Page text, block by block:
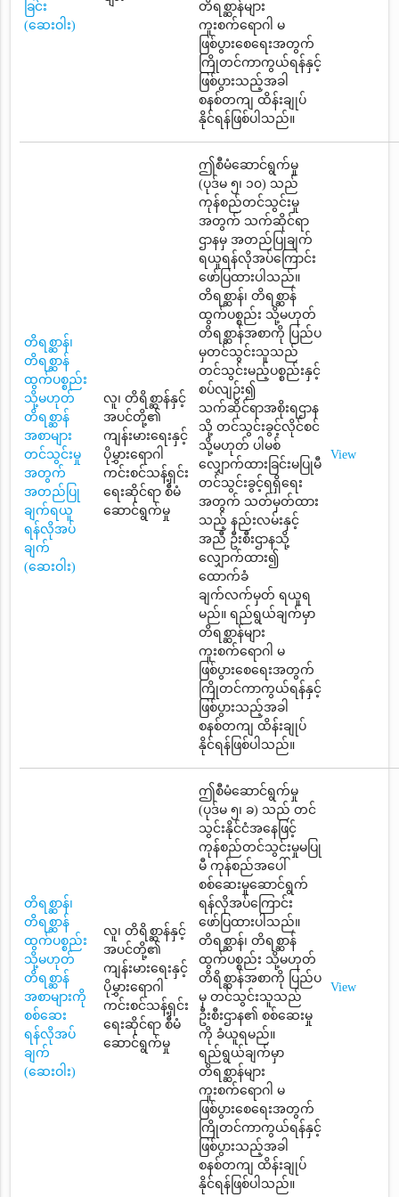
ခြင်း
(ဆေးဝါး)
တိရစ္ဆာန်များ
ကူးစက်ရောဂါ မ
ဖြစ်ပွားစေရေးအတွက်
ကြိုတင်ကာကွယ်ရန်နှင့်
ဖြစ်ပွားသည့်အခါ
စနစ်တကျ ထိန်းချုပ်
နိုင်ရန်ဖြစ်ပါသည်။
တိရစ္ဆာန်၊
တိရစ္ဆာန်
ထွက်ပစ္စည်း
သို့မဟုတ်
တိရစ္ဆာန်
အစာများ
တင်သွင်းမှု
အတွက်
အတည်ပြု
ချက်ရယူ
ရန်လိုအပ်
ချက်
(ဆေးဝါး)
လူ၊ တိရိစ္ဆာန်နှင့်
အပင်တို့၏
ကျန်းမားရေးနှင့်
ပိုမွှားရောဂါ
ကင်းစင်သန့်ရှင်း
ရေးဆိုင်ရာ စီမံ
ဆောင်ရွက်မှု
ဤစီမံဆောင်ရွက်မှု
(ပုဒ်မ ၅၊ ၁၀) သည်
ကုန်စည်တင်သွင်းမှု
အတွက် သက်ဆိုင်ရာ
ဌာနမှ အတည်ပြုချက်
ရယူရန်လိုအပ်ကြောင်း
ဖော်ပြထားပါသည်။
တိရစ္ဆာန်၊ တိရစ္ဆာန်
ထွက်ပစ္စည်း သို့မဟုတ်
တိရစ္ဆာန်အစာကို ပြည်ပ
မှတင်သွင်းသူသည်
တင်သွင်းမည့်ပစ္စည်းနှင့်
စပ်လျဉ်း၍
သက်ဆိုင်ရာအစိုးရဌာန
သို့ တင်သွင်းခွင့်လိုင်စင်
သို့မဟုတ် ပါမစ်
လျှောက်ထားခြင်းမပြုမီ
တင်သွင်းခွင့်ရရှိရေး
အတွက် သတ်မှတ်ထား
သည့် နည်းလမ်းနှင့်
အညီ ဦးစီးဌာနသို့
လျှောက်ထား၍
ထောက်ခံ
ချက်လက်မှတ် ရယူရ
မည်။ ရည်ရွယ်ချက်မှာ
တိရစ္ဆာန်များ
ကူးစက်ရောဂါ မ
ဖြစ်ပွားစေရေးအတွက်
ကြိုတင်ကာကွယ်ရန်နှင့်
ဖြစ်ပွားသည့်အခါ
စနစ်တကျ ထိန်းချုပ်
နိုင်ရန်ဖြစ်ပါသည်။
View
တိရစ္ဆာန်၊
တိရစ္ဆာန်
ထွက်ပစ္စည်း
သို့မဟုတ်
တိရစ္ဆာန်
အစာများကို
စစ်ဆေး
ရန်လိုအပ်
ချက်
(ဆေးဝါး)
လူ၊ တိရိစ္ဆာန်နှင့်
အပင်တို့၏
ကျန်းမားရေးနှင့်
ပိုမွှားရောဂါ
ကင်းစင်သန့်ရှင်း
ရေးဆိုင်ရာ စီမံ
ဆောင်ရွက်မှု
ဤစီမံဆောင်ရွက်မှု
(ပုဒ်မ ၅၊ ခ) သည် တင်
သွင်းနိုင်ငံအနေဖြင့်
ကုန်စည်တင်သွင်းမှုမပြု
မီ ကုန်စည်အပေါ်
စစ်ဆေးမှုဆောင်ရွက်
ရန်လိုအပ်ကြောင်း
ဖော်ပြထားပါသည်။
တိရစ္ဆာန်၊ တိရစ္ဆာန်
ထွက်ပစ္စည်း သို့မဟုတ်
တိရိစ္ဆာန်အစာကို ပြည်ပ
မှ တင်သွင်းသူသည်
ဦးစီးဌာန၏ စစ်ဆေးမှု
ကို ခံယူရမည်။
ရည်ရွယ်ချက်မှာ
တိရစ္ဆာန်များ
ကူးစက်ရောဂါ မ
ဖြစ်ပွားစေရေးအတွက်
ကြိုတင်ကာကွယ်ရန်နှင့်
ဖြစ်ပွားသည့်အခါ
စနစ်တကျ ထိန်းချုပ်
နိုင်ရန်ဖြစ်ပါသည်။
View